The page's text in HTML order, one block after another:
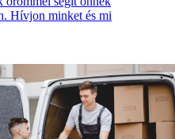
Hívjon minket és mi